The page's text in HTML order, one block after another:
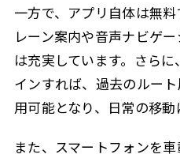
一方で、アプリ自体は無
レーン案内や音声ナビゲ
は充実しています。さら
インすれば、過去のルー
用可能となり、日常の移動
また、スマートフォンを